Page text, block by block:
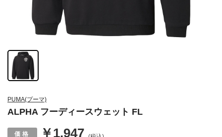
PUMA(プーマ)
ALPHA フーディースウェット FL
￥1,947